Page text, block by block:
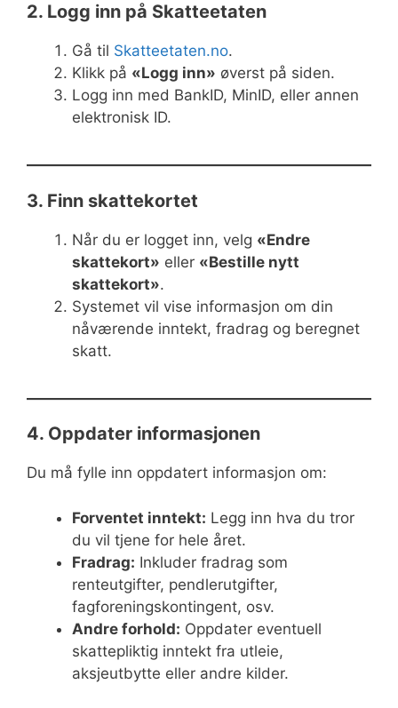
2. Logg inn på Skatteetaten
Gå til Skatteetaten.no.
Klikk på «Logg inn» øverst på siden.
Logg inn med BankID, MinID, eller annen
elektronisk ID.
3. Finn skattekortet
Når du er logget inn, velg «Endre
skattekort» eller «Bestille nytt
skattekort».
Systemet vil vise informasjon om din
nåværende inntekt, fradrag og beregnet
skatt.
4. Oppdater informasjonen
Du må fylle inn oppdatert informasjon om:
Forventet inntekt: Legg inn hva du tror
du vil tjene for hele året.
Fradrag: Inkluder fradrag som
renteutgifter, pendlerutgifter,
fagforeningskontingent, osv.
Andre forhold: Oppdater eventuell
skattepliktig inntekt fra utleie,
aksjeutbytte eller andre kilder.